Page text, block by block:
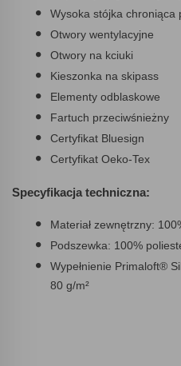
Wysoka stójka chroniąca
Otwory wentylacyjne
Otwory na kciuki
Kieszonka na skipass
Elementy odblaskowe
Fartuch przeciwśnieżny
Certyfikat Bluesign
Certyfikat Oeko-Tex
Specyfikacja techniczna:
Materiał zewnętrzny:
Podszewka: 100%
Wypełnienie Primaloft®
80 g/m²